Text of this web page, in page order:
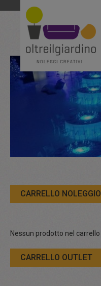
CARRELLO NOLEGGIO
Nessun prodotto nel carrello
CARRELLO OUTLET